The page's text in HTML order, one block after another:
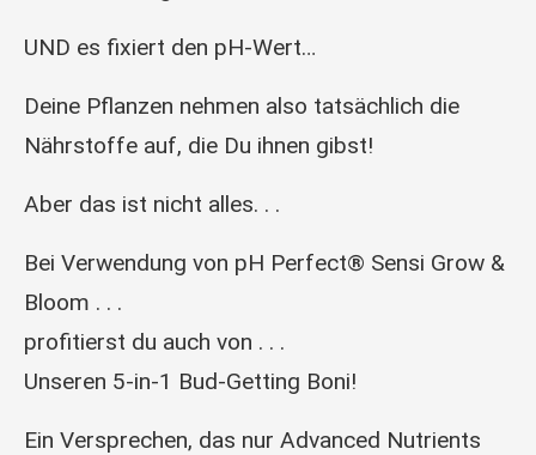
UND es fixiert den pH-Wert…
Deine Pflanzen nehmen also tatsächlich die
Nährstoffe auf, die Du ihnen gibst!
Aber das ist nicht alles. . .
Bei Verwendung von pH Perfect® Sensi Grow &
Bloom . . .
profitierst du auch von . . .
Unseren 5-in-1 Bud-Getting Boni!
Ein Versprechen, das nur Advanced Nutrients